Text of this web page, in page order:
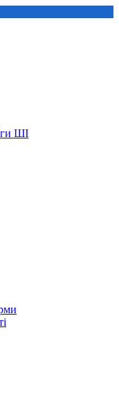
ШІ